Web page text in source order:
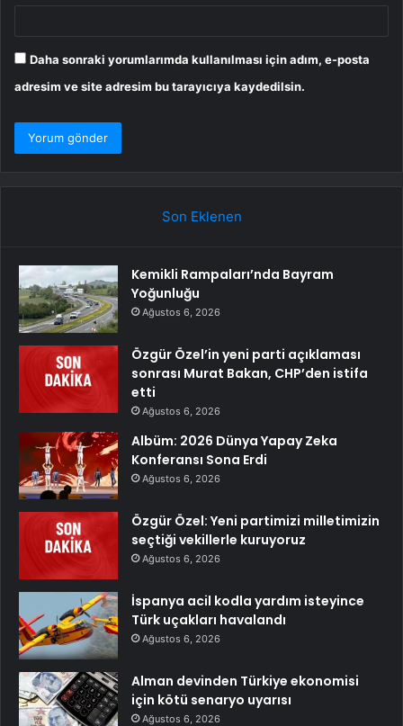
Daha sonraki yorumlarımda kullanılması için adım, e-posta
adresim ve site adresim bu tarayıcıya kaydedilsin.
Son Eklenen
Kemikli Rampaları’nda Bayram
Yoğunluğu
Ağustos 6, 2026
Özgür Özel’in yeni parti açıklaması
sonrası Murat Bakan, CHP’den istifa
etti
Ağustos 6, 2026
Albüm: 2026 Dünya Yapay Zeka
Konferansı Sona Erdi
Ağustos 6, 2026
Özgür Özel: Yeni partimizi milletimizin
seçtiği vekillerle kuruyoruz
Ağustos 6, 2026
İspanya acil kodla yardım isteyince
Türk uçakları havalandı
Ağustos 6, 2026
Alman devinden Türkiye ekonomisi
için kötü senaryo uyarısı
Ağustos 6, 2026